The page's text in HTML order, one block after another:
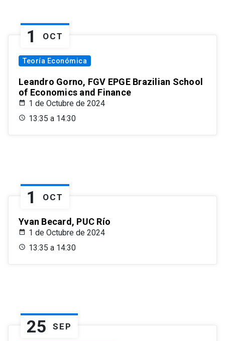
1 OCT
Teoría Económica
Leandro Gorno, FGV EPGE Brazilian School
of Economics and Finance
1 de Octubre de 2024
13:35 a 14:30
1 OCT
Yvan Becard, PUC Río
1 de Octubre de 2024
13:35 a 14:30
25 SEP